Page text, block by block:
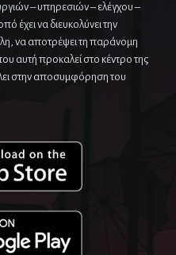
– υπηρεσιών – ελέγχου –
έχει να διευκολύνει την
να αποτρέψει τη παράνομη
αυτή προκαλεί στο κέντρο της
στην αποσυμφόρηση του